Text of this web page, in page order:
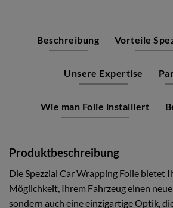
Beschreibung Vorteile
Unsere Expertise
Wie man Folie installiert
Produktbeschreibung
Die Spezzial Car Wrapping Folie bietet
Möglichkeit, Ihrem Fahrzeug einen
sondern auch eine einzigartige Optik,